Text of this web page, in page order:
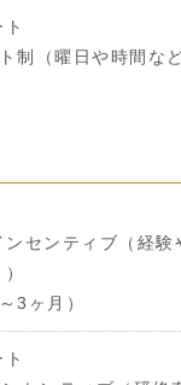
制（曜日や時間な
センティブ（経験
3ヶ月）